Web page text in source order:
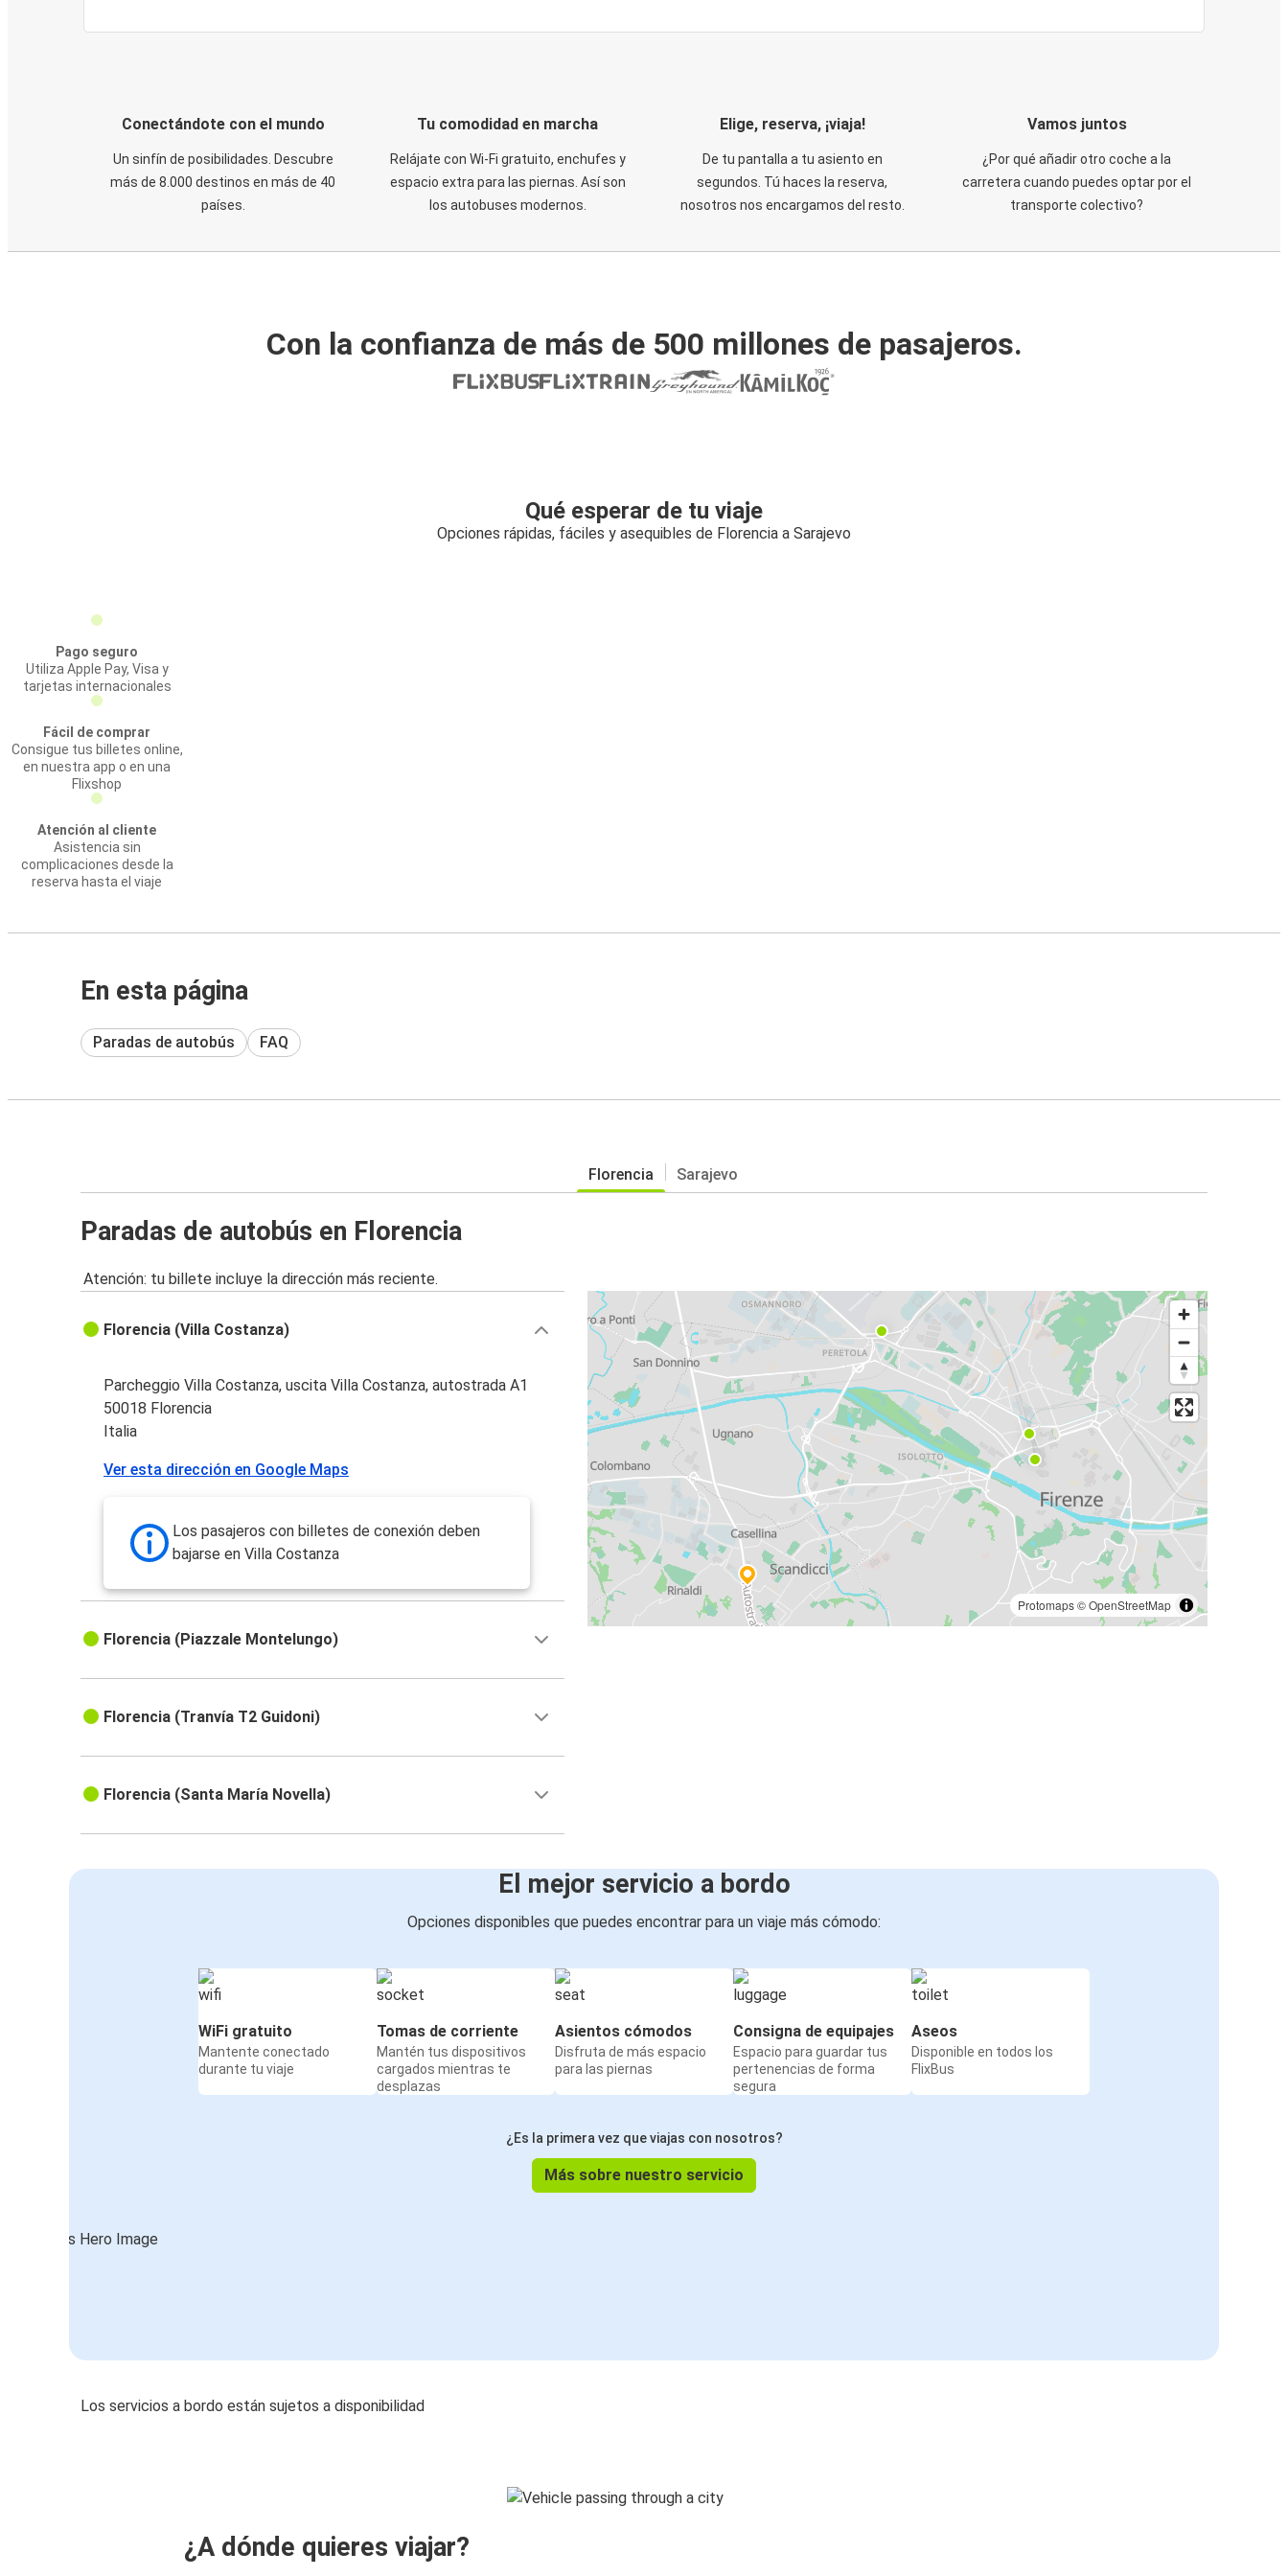
Conectándote con el mundo
Un sinfín de posibilidades. Descubre
más de 8.000 destinos en más de 40
países.
Tu comodidad en marcha
Relájate con Wi-Fi gratuito, enchufes y
espacio extra para las piernas. Así son
los autobuses modernos.
Elige, reserva, ¡viaja!
De tu pantalla a tu asiento en
segundos. Tú haces la reserva,
nosotros nos encargamos del resto.
Vamos juntos
¿Por qué añadir otro coche a la
carretera cuando puedes optar por el
transporte colectivo?
Con la confianza de más de 500 millones de pasajeros.
Qué esperar de tu viaje
Opciones rápidas, fáciles y asequibles de Florencia a Sarajevo
Pago seguro
Utiliza Apple Pay, Visa y
tarjetas internacionales
Fácil de comprar
Consigue tus billetes online,
en nuestra app o en una
Flixshop
Atención al cliente
Asistencia sin
complicaciones desde la
reserva hasta el viaje
En esta página
Paradas de autobús FAQ
Florencia Sarajevo
Paradas de autobús en Florencia
Atención: tu billete incluye la dirección más reciente.
Protomaps©OpenStreetMap
Florencia (Villa Costanza)
Parcheggio Villa Costanza, uscita Villa Costanza, autostrada A1
50018 Florencia
Italia
Ver esta dirección en Google Maps
Los pasajeros con billetes de conexión deben
bajarse en Villa Costanza
Florencia (Piazzale Montelungo)
Florencia (Tranvía T2 Guidoni)
Florencia (Santa María Novella)
El mejor servicio a bordo
Opciones disponibles que puedes encontrar para un viaje más cómodo:
WiFi gratuito
Mantente conectado
durante tu viaje
Tomas de corriente
Mantén tus dispositivos
cargados mientras te
desplazas
Asientos cómodos
Disfruta de más espacio
para las piernas
Consigna de equipajes
Espacio para guardar tus
pertenencias de forma
segura
Aseos
Disponible en todos los
FlixBus
¿Es la primera vez que viajas con nosotros?
Más sobre nuestro servicio
Los servicios a bordo están sujetos a disponibilidad
¿A dónde quieres viajar?